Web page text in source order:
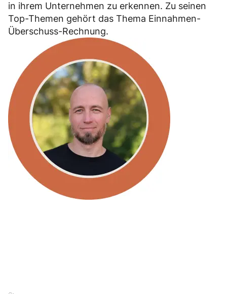
in ihrem Unternehmen zu erkennen. Zu seinen
Top-Themen gehört das Thema Einnahmen-
Überschuss-Rechnung.